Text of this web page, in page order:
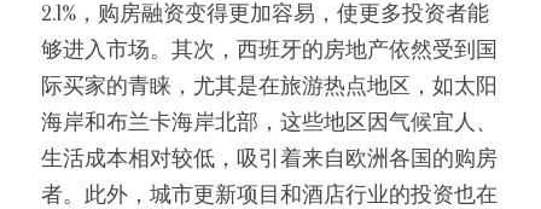
2.1%，购房融资变得更加容易，使更多投资者能
够进入市场。其次，西班牙的房地产依然受到国
际买家的青睐，尤其是在旅游热点地区，如太阳
海岸和布兰卡海岸北部，这些地区因气候宜人、
生活成本相对较低，吸引着来自欧洲各国的购房
者。此外，城市更新项目和酒店行业的投资也在